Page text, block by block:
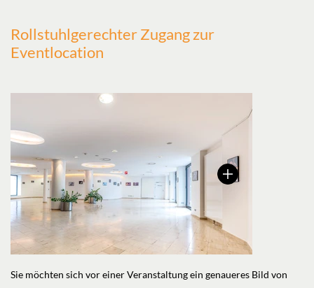
Rollstuhlgerechter Zugang zur
Eventlocation
Sie möchten sich vor einer Veranstaltung ein genaueres Bild von